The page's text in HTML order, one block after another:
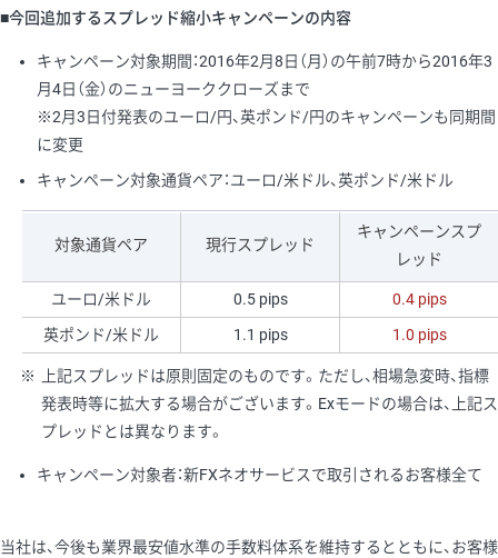
■今回追加するスプレッド縮小キャンペーンの内容
キャンペーン対象期間：2016年2月8日（月）の午前7時から2016年3
月4日（金）のニューヨーククローズまで
※2月3日付発表のユーロ/円、英ポンド/円のキャンペーンも同期間
に変更
キャンペーン対象通貨ペア：ユーロ/米ドル、英ポンド/米ドル
対象通貨ペア 現行スプレッド
キャンペーンスプ
レッド
ユーロ/米ドル 0.5 pips
0.4 pips
英ポンド/米ドル
1.1 pips 1.0 pips
※
上記スプレッドは原則固定のものです。ただし、相場急変時、指標
発表時等に拡大する場合がございます。Exモードの場合は、上記ス
プレッドとは異なります。
キャンペーン対象者：新FXネオサービスで取引されるお客様全て
当社は、今後も業界最安値水準の手数料体系を維持するとともに、お客様